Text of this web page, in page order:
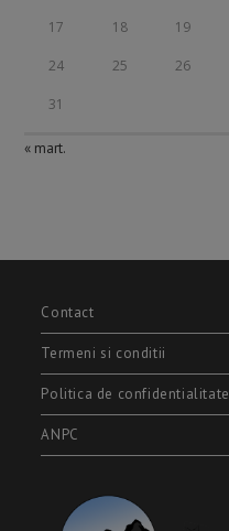
17 18 19
24 25 26
31
« mart.
Contact
Termeni si conditii
Politica de confidentialitate
ANPC